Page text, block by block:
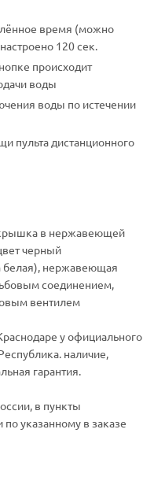
время (можно
120 сек.
происходит
воды
воды по истечении
пульта дистанционного
крышка в нержавеющей
черный
белая), нержавеющая
соединением,
вентилем
у официального
наличие,
гарантия.
в пункты
указанному в заказе